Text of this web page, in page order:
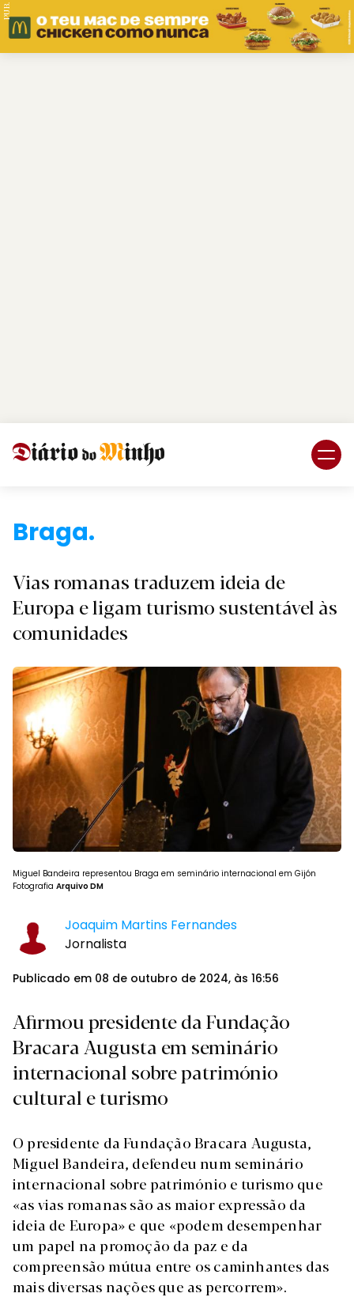
PUB.
Braga.
Vias romanas traduzem ideia de
Europa e ligam turismo sustentável às
comunidades
Miguel Bandeira representou Braga em seminário internacional em Gijón
Fotografia Arquivo DM
Joaquim Martins Fernandes
Jornalista
Publicado em 08 de outubro de 2024, às 16:56
Afirmou presidente da Fundação
Bracara Augusta em seminário
internacional sobre património
cultural e turismo
O presidente da Fundação Bracara Augusta,
Miguel Bandeira, defendeu num seminário
internacional sobre património e turismo que
«as vias romanas são as maior expressão da
ideia de Europa» e que «podem desempenhar
um papel na promoção da paz e da
compreensão mútua entre os caminhantes das
mais diversas nações que as percorrem».